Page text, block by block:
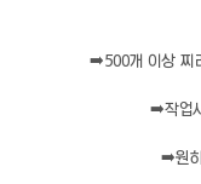
➡️500개 이상 찌
➡️작업
➡️원